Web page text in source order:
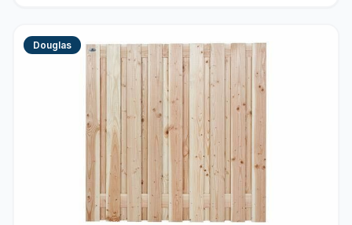
Douglas